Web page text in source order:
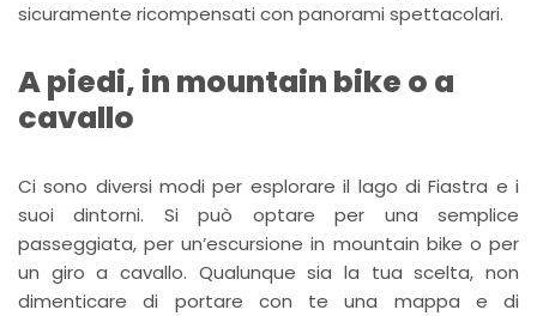
sicuramente ricompensati con panorami spettacolari.
A piedi, in mountain bike o a
cavallo
Ci sono diversi modi per esplorare il lago di Fiastra e i
suoi dintorni. Si può optare per una semplice
passeggiata, per un’escursione in mountain bike o per
un giro a cavallo. Qualunque sia la tua scelta, non
dimenticare di portare con te una mappa e di